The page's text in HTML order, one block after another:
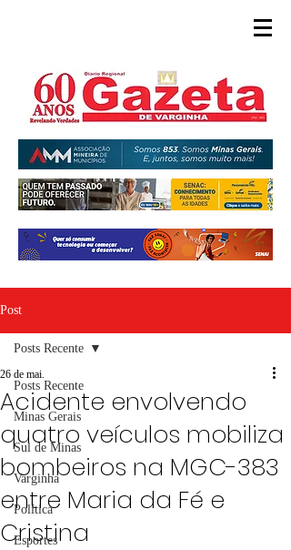
Post
Posts Recente
Minas Gerais
Sul de Minas
Varginha
Política
Esportes
Posts Recente
Acidente envolvendo
quatro veículos mobiliza
bombeiros na MGC-383
entre Maria da Fé e
Cristina
26 de mai.